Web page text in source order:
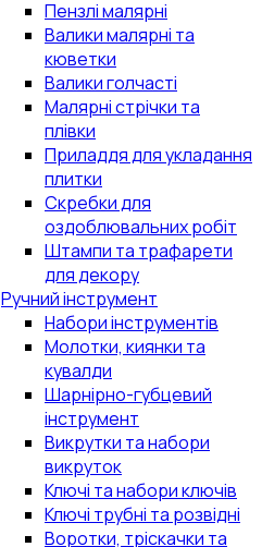
Пензлі малярні
Валики малярні та
кюветки
Валики голчасті
Малярні стрічки та
плівки
Приладдя для укладання
плитки
Скребки для
оздоблювальних робіт
Штампи та трафарети
для декору
Ручний інструмент
Набори інструментів
Молотки, киянки та
кувалди
Шарнірно-губцевий
інструмент
Викрутки та набори
викруток
Ключі та набори ключів
Ключі трубні та розвідні
Воротки, тріскачки та